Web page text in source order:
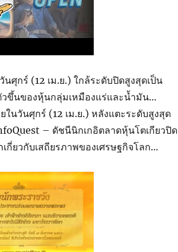
กร์ (12 เม.ย.) ใกล้ระดับปิดสูงสุดเป็น
ขึ้นของหุ้นกลุ่มเหมืองแร่และน้ำมัน…
นวันศุกร์ (12 เม.ย.) หลังแตะระดับสูงสุด
– ดัชนีนิกเกอิตลาดหุ้นโตเกียวปิด
กี่ยวกับเสถียรภาพของเศรษฐกิจโลก…